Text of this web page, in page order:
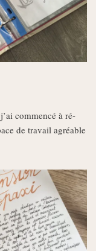
commencé à ré-
de travail agréable